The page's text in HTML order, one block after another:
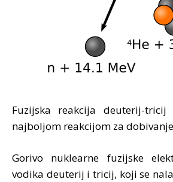
Fuzijska reakcija deuterij-
najboljom reakcijom za
Gorivo nuklearne fuzijske
vodika deuterij i tricij, koji se